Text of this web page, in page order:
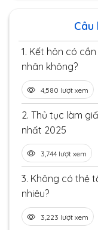
Câu
1. Kết hôn có
nhân không?
4,580 lượt xem
2. Thủ tục làm
nhất 2025
3,744 lượt xem
3. Không có thẻ
nhiêu?
3,223 lượt xem